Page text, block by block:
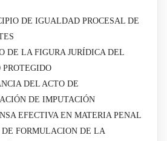
DE IGUALDAD PROCESAL DE
DE LA FIGURA JURÍDICA DEL
PROTEGIDO
DEL ACTO DE
DE IMPUTACIÓN
EFECTIVA EN MATERIA PENAL
DE FORMULACION DE LA